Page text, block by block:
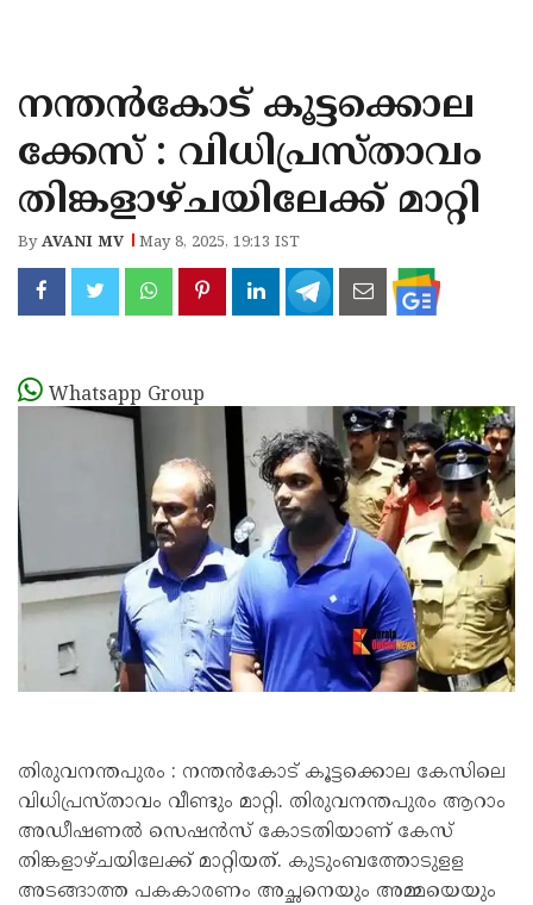
KANNUR
KASARAGOD
നന്തൻകോട് കൂട്ടക്കൊല
ക്കേസ് : വിധിപ്രസ്താവം
തിങ്കളാഴ്ചയിലേക്ക് മാറ്റി
ByAVANI MV May 8, 2025, 19:13 IST
Whatsapp Group
തിരുവനന്തപുരം : നന്തൻകോട് കൂട്ടക്കൊല കേസിലെ
വിധിപ്രസ്താവം വീണ്ടും മാറ്റി. തിരുവനന്തപുരം ആറാം
അഡീഷണൽ സെഷൻസ് കോടതിയാണ് കേസ്
തിങ്കളാഴ്ചയിലേക്ക് മാറ്റിയത്. കുടുംബത്തോടുളള
അടങ്ങാത്ത പകകാരണം അച്ഛനെയും അമ്മയെയും